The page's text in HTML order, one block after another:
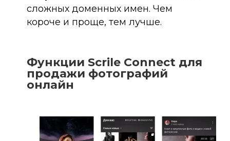
сложных доменных имен. Чем
короче и проще, тем лучше.
Функции Scrile Connect для
продажи фотографий
онлайн